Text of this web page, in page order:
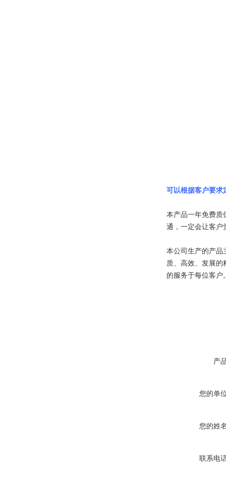
可以根据客户要求
本产品一年免费质
通，一定会让客户
本公司生产的产品
质、高效、发展
的服务于每位客户
产
您的单
您的姓
联系电